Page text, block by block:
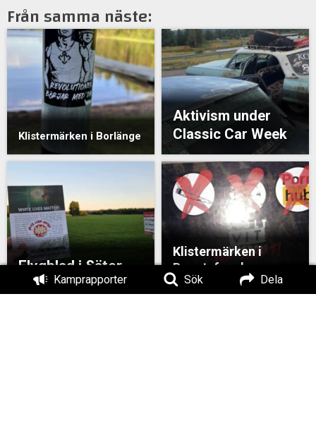
Kamprapporter Sök Dela
Från samma näste:
Klistermärken i Borlänge
Aktivism under
Classic Car Week
Flygblad i Säter
Klistermärken i
Bengtsfors kommun